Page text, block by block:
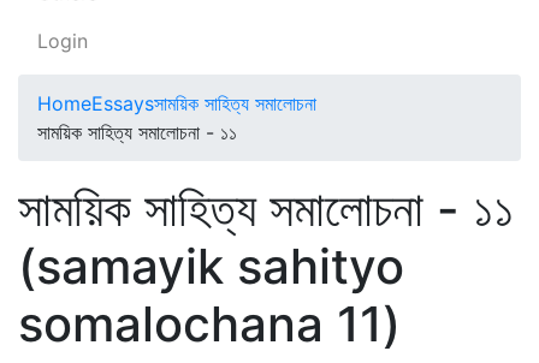
Login
HomeEssaysসাময়িক সাহিত্য সমালোচনা
সাময়িক সাহিত্য সমালোচনা - ১১
সাময়িক সাহিত্য সমালোচনা - ১১
(samayik sahityo
somalochana 11)